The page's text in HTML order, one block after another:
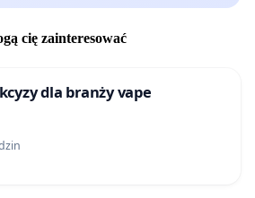
cię zainteresować
dla branży vape